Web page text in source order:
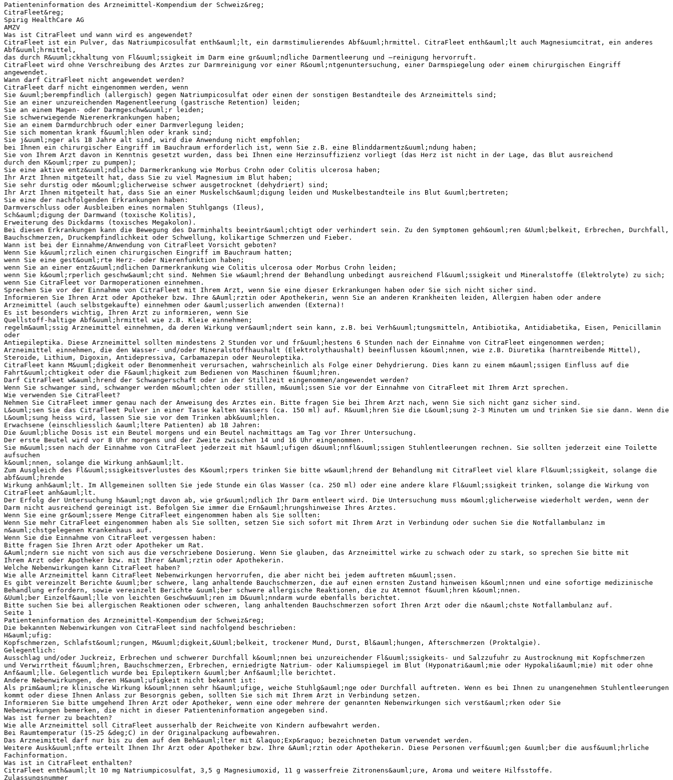
Patienteninformation des Arzneimittel-Kompendium der Schweiz&reg;
CitraFleet&reg;
Spirig HealthCare AG
AMZV
Was ist CitraFleet und wann wird es angewendet?
CitraFleet ist ein Pulver, das Natriumpicosulfat enth&auml;lt, ein darmstimulierendes Abf&uuml;hrmittel. CitraFleet enth&auml;lt auch Magnesiumcitrat, ein anderes
Abf&uuml;hrmittel,
das durch R&uuml;ckhaltung von Fl&uuml;ssigkeit im Darm eine gr&uuml;ndliche Darmentleerung und –reinigung hervorruft.
CitraFleet wird ohne Verschreibung des Arztes zur Darmreinigung vor einer R&ouml;ntgenuntersuchung, einer Darmspiegelung oder einem chirurgischen Eingriff
angewendet.
Wann darf CitraFleet nicht angewendet werden?
CitraFleet darf nicht eingenommen werden, wenn
Sie &uuml;berempfindlich (allergisch) gegen Natriumpicosulfat oder einen der sonstigen Bestandteile des Arzneimittels sind;
Sie an einer unzureichenden Magenentleerung (gastrische Retention) leiden;
Sie an einem Magen- oder Darmgeschw&uuml;r leiden;
Sie schwerwiegende Nierenerkrankungen haben;
Sie an einem Darmdurchbruch oder einer Darmverlegung leiden;
Sie sich momentan krank f&uuml;hlen oder krank sind;
Sie j&uuml;nger als 18 Jahre alt sind, wird die Anwendung nicht empfohlen;
bei Ihnen ein chirurgischer Eingriff im Bauchraum erforderlich ist, wenn Sie z.B. eine Blinddarmentz&uuml;ndung haben;
Sie von Ihrem Arzt davon in Kenntnis gesetzt wurden, dass bei Ihnen eine Herzinsuffizienz vorliegt (das Herz ist nicht in der Lage, das Blut ausreichend
durch den K&ouml;rper zu pumpen);
Sie eine aktive entz&uuml;ndliche Darmerkrankung wie Morbus Crohn oder Colitis ulcerosa haben;
Ihr Arzt Ihnen mitgeteilt hat, dass Sie zu viel Magnesium im Blut haben;
Sie sehr durstig oder m&ouml;glicherweise schwer ausgetrocknet (dehydriert) sind;
Ihr Arzt Ihnen mitgeteilt hat, dass Sie an einer Muskelsch&auml;digung leiden und Muskelbestandteile ins Blut &uuml;bertreten;
Sie eine der nachfolgenden Erkrankungen haben:
Darmverschluss oder Ausbleiben eines normalen Stuhlgangs (Ileus),
Sch&auml;digung der Darmwand (toxische Kolitis),
Erweiterung des Dickdarms (toxisches Megakolon).
Bei diesen Erkrankungen kann die Bewegung des Darminhalts beeintr&auml;chtigt oder verhindert sein. Zu den Symptomen geh&ouml;ren &Uuml;belkeit, Erbrechen, Durchfall,
Bauchschmerzen, Druckempfindlichkeit oder Schwellung, kolikartige Schmerzen und Fieber.
Wann ist bei der Einnahme/Anwendung von CitraFleet Vorsicht geboten?
Wenn Sie k&uuml;rzlich einen chirurgischen Eingriff im Bauchraum hatten;
wenn Sie eine gest&ouml;rte Herz- oder Nierenfunktion haben;
wenn Sie an einer entz&uuml;ndlichen Darmerkrankung wie Colitis ulcerosa oder Morbus Crohn leiden;
wenn Sie k&ouml;rperlich geschw&auml;cht sind. Nehmen Sie w&auml;hrend der Behandlung unbedingt ausreichend Fl&uuml;ssigkeit und Mineralstoffe (Elektrolyte) zu sich;
wenn Sie CitraFleet vor Darmoperationen einnehmen.
Sprechen Sie vor der Einnahme von CitraFleet mit Ihrem Arzt, wenn Sie eine dieser Erkrankungen haben oder Sie sich nicht sicher sind.
Informieren Sie Ihren Arzt oder Apotheker bzw. Ihre &Auml;rztin oder Apothekerin, wenn Sie an anderen Krankheiten leiden, Allergien haben oder andere
Arzneimittel (auch selbstgekaufte) einnehmen oder &auml;usserlich anwenden (Externa)!
Es ist besonders wichtig, Ihren Arzt zu informieren, wenn Sie
Quellstoff-haltige Abf&uuml;hrmittel wie z.B. Kleie einnehmen;
regelm&auml;ssig Arzneimittel einnehmen, da deren Wirkung ver&auml;ndert sein kann, z.B. bei Verh&uuml;tungsmitteln, Antibiotika, Antidiabetika, Eisen, Penicillamin
oder
Antiepileptika. Diese Arzneimittel sollten mindestens 2 Stunden vor und fr&uuml;hestens 6 Stunden nach der Einnahme von CitraFleet eingenommen werden;
Arzneimittel einnehmen, die den Wasser- und/oder Mineralstoffhaushalt (Elektrolythaushalt) beeinflussen k&ouml;nnen, wie z.B. Diuretika (harntreibende Mittel),
Steroide, Lithium, Digoxin, Antidepressiva, Carbamazepin oder Neuroleptika.
CitraFleet kann M&uuml;digkeit oder Benommenheit verursachen, wahrscheinlich als Folge einer Dehydrierung. Dies kann zu einem m&auml;ssigen Einfluss auf die
Fahrt&uuml;chtigkeit oder die F&auml;higkeit zum Bedienen von Maschinen f&uuml;hren.
Darf CitraFleet w&auml;hrend der Schwangerschaft oder in der Stillzeit eingenommen/angewendet werden?
Wenn Sie schwanger sind, schwanger werden m&ouml;chten oder stillen, m&uuml;ssen Sie vor der Einnahme von CitraFleet mit Ihrem Arzt sprechen.
Wie verwenden Sie CitraFleet?
Nehmen Sie CitraFleet immer genau nach der Anweisung des Arztes ein. Bitte fragen Sie bei Ihrem Arzt nach, wenn Sie sich nicht ganz sicher sind.
L&ouml;sen Sie das CitraFleet Pulver in einer Tasse kalten Wassers (ca. 150 ml) auf. R&uuml;hren Sie die L&ouml;sung 2-3 Minuten um und trinken Sie sie dann. Wenn die
L&ouml;sung heiss wird, lassen Sie sie vor dem Trinken abk&uuml;hlen.
Erwachsene (einschliesslich &auml;ltere Patienten) ab 18 Jahren:
Die &uuml;bliche Dosis ist ein Beutel morgens und ein Beutel nachmittags am Tag vor Ihrer Untersuchung.
Der erste Beutel wird vor 8 Uhr morgens und der Zweite zwischen 14 und 16 Uhr eingenommen.
Sie m&uuml;ssen nach der Einnahme von CitraFleet jederzeit mit h&auml;ufigen d&uuml;nnfl&uuml;ssigen Stuhlentleerungen rechnen. Sie sollten jederzeit eine Toilette
aufsuchen
k&ouml;nnen, solange die Wirkung anh&auml;lt.
Zum Ausgleich des Fl&uuml;ssigkeitsverlustes des K&ouml;rpers trinken Sie bitte w&auml;hrend der Behandlung mit CitraFleet viel klare Fl&uuml;ssigkeit, solange die
abf&uuml;hrende
Wirkung anh&auml;lt. Im Allgemeinen sollten Sie jede Stunde ein Glas Wasser (ca. 250 ml) oder eine andere klare Fl&uuml;ssigkeit trinken, solange die Wirkung von
CitraFleet anh&auml;lt.
Der Erfolg der Untersuchung h&auml;ngt davon ab, wie gr&uuml;ndlich Ihr Darm entleert wird. Die Untersuchung muss m&ouml;glicherweise wiederholt werden, wenn der
Darm nicht ausreichend gereinigt ist. Befolgen Sie immer die Ern&auml;hrungshinweise Ihres Arztes.
Wenn Sie eine gr&ouml;ssere Menge CitraFleet eingenommen haben als Sie sollten:
Wenn Sie mehr CitraFleet eingenommen haben als Sie sollten, setzen Sie sich sofort mit Ihrem Arzt in Verbindung oder suchen Sie die Notfallambulanz im
n&auml;chstgelegenen Krankenhaus auf.
Wenn Sie die Einnahme von CitraFleet vergessen haben:
Bitte fragen Sie Ihren Arzt oder Apotheker um Rat.
&Auml;ndern sie nicht von sich aus die verschriebene Dosierung. Wenn Sie glauben, das Arzneimittel wirke zu schwach oder zu stark, so sprechen Sie bitte mit
Ihrem Arzt oder Apotheker bzw. mit Ihrer &Auml;rztin oder Apothekerin.
Welche Nebenwirkungen kann CitraFleet haben?
Wie alle Arzneimittel kann CitraFleet Nebenwirkungen hervorrufen, die aber nicht bei jedem auftreten m&uuml;ssen.
Es gibt vereinzelt Berichte &uuml;ber schwere, lang anhaltende Bauchschmerzen, die auf einen ernsten Zustand hinweisen k&ouml;nnen und eine sofortige medizinische
Behandlung erfordern, sowie vereinzelt Berichte &uuml;ber schwere allergische Reaktionen, die zu Atemnot f&uuml;hren k&ouml;nnen.
&Uuml;ber Einzelf&auml;lle von leichten Geschw&uuml;ren im D&uuml;nndarm wurde ebenfalls berichtet.
Bitte suchen Sie bei allergischen Reaktionen oder schweren, lang anhaltenden Bauchschmerzen sofort Ihren Arzt oder die n&auml;chste Notfallambulanz auf.
Seite 1
Patienteninformation des Arzneimittel-Kompendium der Schweiz&reg;
Die bekannten Nebenwirkungen von CitraFleet sind nachfolgend beschrieben:
H&auml;ufig:
Kopfschmerzen, Schlafst&ouml;rungen, M&uuml;digkeit,&Uuml;belkeit, trockener Mund, Durst, Bl&auml;hungen, Afterschmerzen (Proktalgie).
Gelegentlich:
Ausschlag und/oder Juckreiz, Erbrechen und schwerer Durchfall k&ouml;nnen bei unzureichender Fl&uuml;ssigkeits- und Salzzufuhr zu Austrocknung mit Kopfschmerzen
und Verwirrtheit f&uuml;hren, Bauchschmerzen, Erbrechen, erniedrigte Natrium- oder Kaliumspiegel im Blut (Hyponatri&auml;mie oder Hypokali&auml;mie) mit oder ohne
Anf&auml;lle. Gelegentlich wurde bei Epileptikern &uuml;ber Anf&auml;lle berichtet.
Andere Nebenwirkungen, deren H&auml;ufigkeit nicht bekannt ist:
Als prim&auml;re klinische Wirkung k&ouml;nnen sehr h&auml;ufige, weiche Stuhlg&auml;nge oder Durchfall auftreten. Wenn es bei Ihnen zu unangenehmen Stuhlentleerungen
kommt oder diese Ihnen Anlass zur Besorgnis geben, sollten Sie sich mit Ihrem Arzt in Verbindung setzen.
Informieren Sie bitte umgehend Ihren Arzt oder Apotheker, wenn eine oder mehrere der genannten Nebenwirkungen sich verst&auml;rken oder Sie
Nebenwirkungen bemerken, die nicht in dieser Patienteninformation angegeben sind.
Was ist ferner zu beachten?
Wie alle Arzneimittel soll CitraFleet ausserhalb der Reichweite von Kindern aufbewahrt werden.
Bei Raumtemperatur (15-25 &deg;C) in der Originalpackung aufbewahren.
Das Arzneimittel darf nur bis zu dem auf dem Beh&auml;lter mit &laquo;Exp&raquo; bezeichneten Datum verwendet werden.
Weitere Ausk&uuml;nfte erteilt Ihnen Ihr Arzt oder Apotheker bzw. Ihre &Auml;rztin oder Apothekerin. Diese Personen verf&uuml;gen &uuml;ber die ausf&uuml;hrliche
Fachinformation.
Was ist in CitraFleet enthalten?
CitraFleet enth&auml;lt 10 mg Natriumpicosulfat, 3,5 g Magnesiumoxid, 11 g wasserfreie Zitronens&auml;ure, Aroma und weitere Hilfsstoffe.
Zulassungsnummer